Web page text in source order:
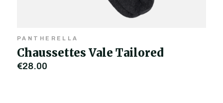
PANTHERELLA
Chaussettes Vale Tailored
€28,00